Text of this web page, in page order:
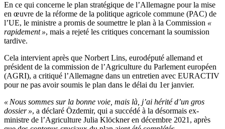
En ce qui concerne le plan stratégique de l’Allemagne pour la mise
en œuvre de la réforme de la politique agricole commune (PAC) de
l’UE, le ministre a promis de soumettre le plan à la Commission «
rapidement », mais a rejeté les critiques concernant la soumission
tardive.
Cela intervient après que Norbert Lins, eurodéputé allemand et
président de la commission de l’Agriculture du Parlement européen
(AGRI), a critiqué l’Allemagne dans un entretien avec EURACTIV
pour ne pas avoir soumis le plan dans le délai du 1er janvier.
« Nous sommes sur la bonne voie, mais là, j’ai hérité d’un gros
dossier », a déclaré Özdemir, qui a succédé à la désormais ex-
ministre de l’Agriculture Julia Klöckner en décembre 2021, après